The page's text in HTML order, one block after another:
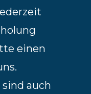
einen
auch